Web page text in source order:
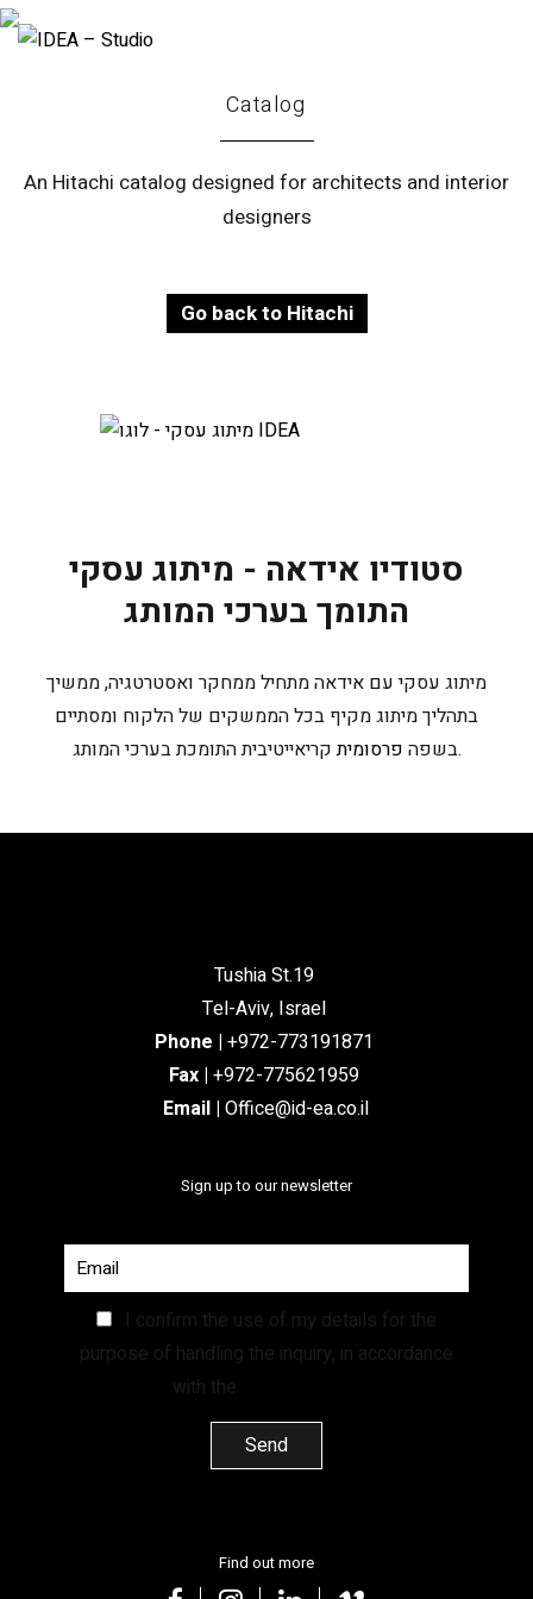
Catalog
An Hitachi catalog designed for architects and interior
designers
Go back to Hitachi
סטודיו אידאה - מיתוג עסקי
התומך בערכי המותג
מיתוג עסקי עם אידאה מתחיל ממחקר ואסטרטגיה, ממשיך
בתהליך מיתוג מקיף בכל הממשקים של הלקוח ומסתיים
בשפה פרסומית קריאייטיבית התומכת בערכי המותג.
Tushia St.19
Tel-Aviv, Israel
Phone | +972-773191871
Fax | +972-775621959
Email | Office@id-ea.co.il
Sign up to our newsletter
I confirm the use of my details for the
purpose of handling the inquiry, in accordance
with the
Find out more